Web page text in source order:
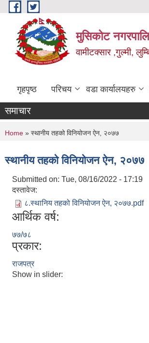
Skip to main content
मुसिकोट
वामीटक्सार ,गुल्मी,
गृहपृष्ठ परिचय वडा कार्यालयहरु
समाचार
You are here
Home » स्थानीय तहको विनियोजन ऐन, २०७७
स्थानीय तहको विनियोजन ऐन, २०७७
Submitted on: Tue, 08/16/2022 - 17:19
दस्तावेज:
८.स्थानिय तहको विनियोजन ऐन, २०७७.pdf
आर्थिक वर्ष:
७७/७८
प्रकार:
राजपत्र
Show in slider: